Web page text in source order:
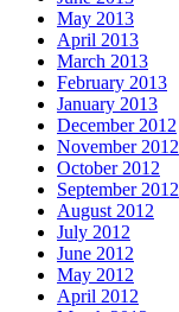
May 2013
April 2013
March 2013
February 2013
January 2013
December 2012
November 2012
October 2012
September 2012
August 2012
July 2012
June 2012
May 2012
April 2012